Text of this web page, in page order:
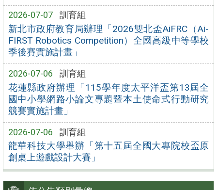
2026-07-07 訓育組
新北市政府教育局辦理「2026雙北盃AiFRC（Ai-
FIRST Robotics Competition）全國高級中等學校
季後賽實施計畫」
2026-07-06 訓育組
花蓮縣政府辦理「115學年度太平洋盃第13屆全
國中小學網路小論文專題暨本土使命式行動研究
競賽實施計畫」
2026-07-06 訓育組
龍華科技大學舉辦「第十五屆全國大專院校盃原
創桌上遊戲設計大賽」